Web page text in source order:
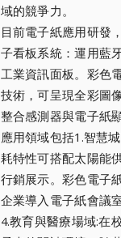
域的競爭力。
目前電子紙應用研發
子看板系統：運用藍
工業資訊面板。彩色
技術，可呈現全彩圖
整合感測器與電子紙
應用領域包括1.智慧
耗特性可搭配太陽能
行銷展示。彩色電子
企業導入電子紙會議
4.教育與醫療場域:在